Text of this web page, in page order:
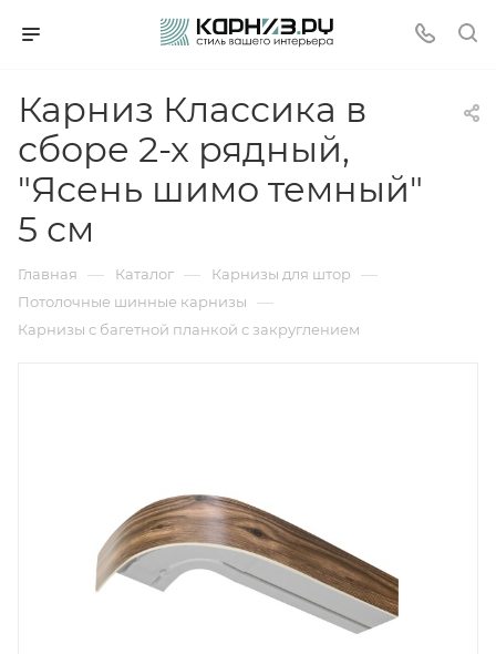
Карниз Классика в
сборе 2-х рядный,
"Ясень шимо темный"
5 см
Главная — Каталог — Карнизы для штор —
Потолочные шинные карнизы —
Карнизы с багетной планкой с закруглением